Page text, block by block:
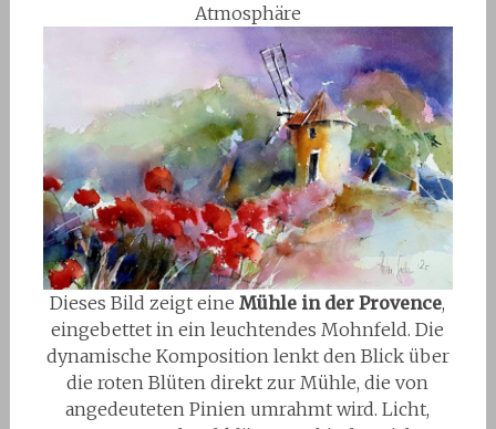
Atmosphäre
Dieses Bild zeigt eineMühle in der Provence,
eingebettet in ein leuchtendes Mohnfeld. Die
dynamische Komposition lenkt den Blick über
die roten Blüten direkt zur Mühle, die von
angedeuteten Pinien umrahmt wird. Licht,